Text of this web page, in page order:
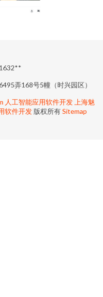
弄168号5幢（时兴园区）
人工智能应用软件开发 上海魅
软件开发 版权所有Sitemap